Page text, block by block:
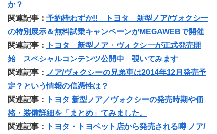
か？
関連記事： 予約枠わずか!! トヨタ 新型ノア/ヴォクシー
の特別展示＆無料試乗キャンペーンがMEGAWEBで開催
関連記事：
トヨタ 新型ノア・ヴォクシーが正式発売開
始 スペシャルコンテンツ公開中 覗いてみます
関連記事： ノア/ヴォクシーの兄弟車は2014年12月発売予
定？という情報の信憑性は？
関連記事：
トヨタ 新型ノア／ヴォクシーの発売時期や価
格・装備詳細を「まとめ」てみました。
関連記事：
トヨタ・トヨペット店から発売される噂 ノア/